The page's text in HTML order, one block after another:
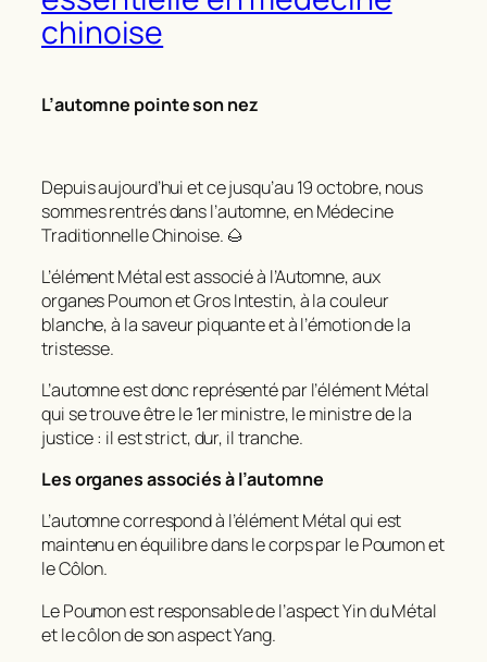
chinoise
L’automne pointe son nez
Depuis aujourd’hui et ce jusqu’au 19 octobre, nous
sommes rentrés dans l’automne, en Médecine
Traditionnelle Chinoise. 🌰
L’élément Métal est associé à l’Automne, aux
organes Poumon et Gros Intestin, à la couleur
blanche, à la saveur piquante et à l’émotion de la
tristesse.
L’automne est donc représenté par l’élément Métal
qui se trouve être le 1er ministre, le ministre de la
justice : il est strict, dur, il tranche.
Les organes associés à l’automne
L’automne correspond à l’élément Métal qui est
maintenu en équilibre dans le corps par le Poumon et
le Côlon.
Le Poumon est responsable de l’aspect Yin du Métal
et le côlon de son aspect Yang.